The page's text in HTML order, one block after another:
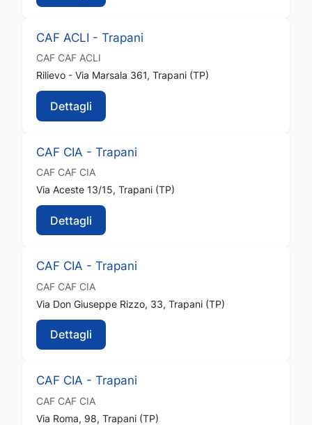
CAF ACLI - Trapani
CAF CAF ACLI
Rilievo - Via Marsala 361, Trapani (TP)
Dettagli
CAF CIA - Trapani
CAF CAF CIA
Via Aceste 13/15, Trapani (TP)
Dettagli
CAF CIA - Trapani
CAF CAF CIA
Via Don Giuseppe Rizzo, 33, Trapani (TP)
Dettagli
CAF CIA - Trapani
CAF CAF CIA
Via Roma, 98, Trapani (TP)